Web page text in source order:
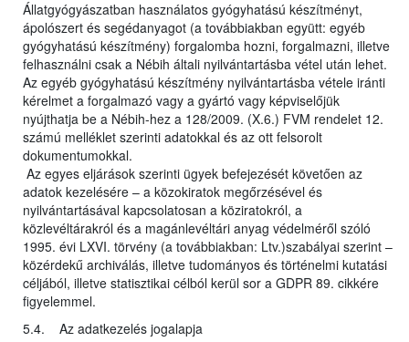
Állatgyógyászatban használatos gyógyhatású készítményt,
ápolószert és segédanyagot (a továbbiakban együtt: egyéb
gyógyhatású készítmény) forgalomba hozni, forgalmazni, illetve
felhasználni csak a Nébih általi nyilvántartásba vétel után lehet.
Az egyéb gyógyhatású készítmény nyilvántartásba vétele iránti
kérelmet a forgalmazó vagy a gyártó vagy képviselőjük
nyújthatja be a Nébih-hez a 128/2009. (X.6.) FVM rendelet 12.
számú melléklet szerinti adatokkal és az ott felsorolt
dokumentumokkal.
Az egyes eljárások szerinti ügyek befejezését követően az
adatok kezelésére – a közokiratok megőrzésével és
nyilvántartásával kapcsolatosan a köziratokról, a
közlevéltárakról és a magánlevéltári anyag védelméről szóló
1995. évi LXVI. törvény (a továbbiakban: Ltv.)szabályai szerint –
közérdekű archiválás, illetve tudományos és történelmi kutatási
céljából, illetve statisztikai célból kerül sor a GDPR 89. cikkére
figyelemmel.
5.4. Az adatkezelés jogalapja